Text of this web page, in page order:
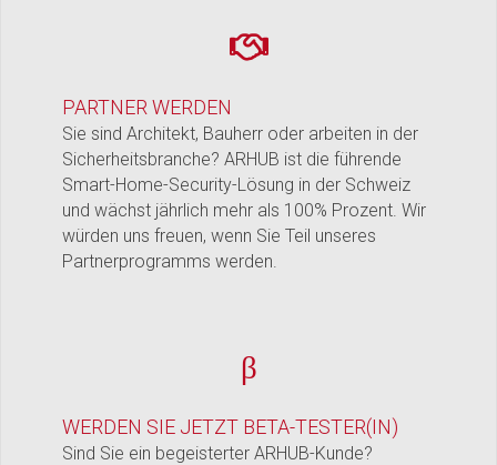
PARTNER WERDEN
Sie sind Architekt, Bauherr oder arbeiten in der
Sicherheitsbranche? ARHUB ist die führende
Smart-Home-Security-Lösung in der Schweiz
und wächst jährlich mehr als 100% Prozent. Wir
würden uns freuen, wenn Sie Teil unseres
Partnerprogramms werden.
β
WERDEN SIE JETZT BETA-TESTER(IN)
Sind Sie ein begeisterter ARHUB-Kunde?